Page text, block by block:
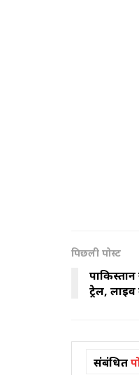
पिछली पोस्ट
ट्रेल,
संबंधित